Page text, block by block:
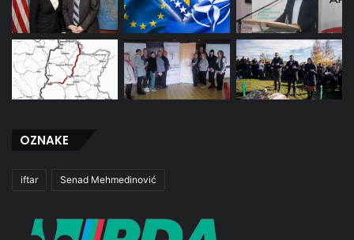
OZNAKE
iftar Senad Mehmedinović